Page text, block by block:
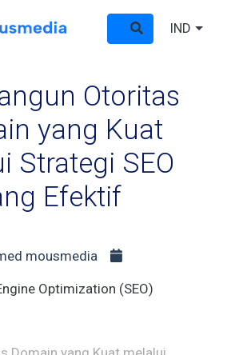
IND
Otoritas
yang Kuat
Strategi SEO
Efektif
mousmedia
Optimization (SEO)